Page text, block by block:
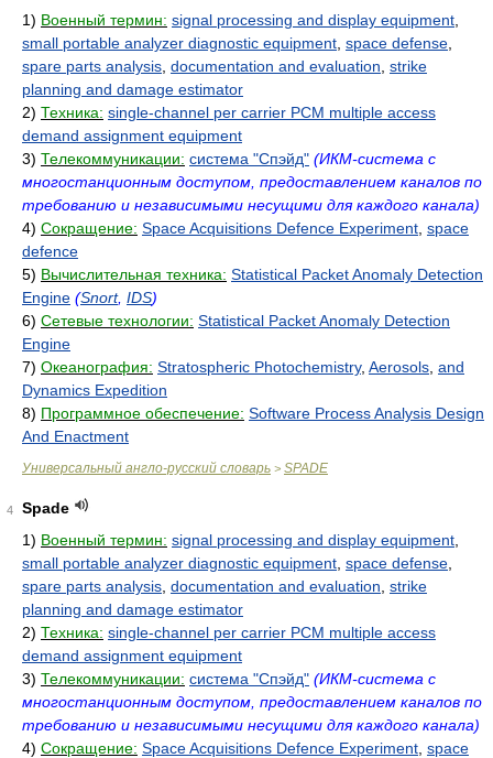
1) Военный термин: signal processing and display equipment
small portable analyzer diagnostic equipment space defense
spare parts analysis documentation and evaluation strike
planning and damage estimator
2) Техника: single-channel per carrier PCM multiple access
demand assignment equipment
3) Телекоммуникации: система "Спэйд" (ИКМ-система с
многостанционным доступом, предоставлением каналов по
требованию и независимыми несущими для каждого канала)
4) Сокращение: Space Acquisitions Defence Experiment space
defence
5) Вычислительная техника: Statistical Packet Anomaly Detection
Engine (Snort, IDS)
6) Сетевые технологии: Statistical Packet Anomaly Detection
Engine
7) Океанография: Stratospheric Photochemistry, Aerosols and
Dynamics Expedition
8) Программное обеспечение: Software Process Analysis Design
And Enactment
Универсальный англо-русский словарь > SPADE
4
Spade
1) Военный термин: signal processing and display equipment
small portable analyzer diagnostic equipment space defense
spare parts analysis documentation and evaluation strike
planning and damage estimator
2) Техника: single-channel per carrier PCM multiple access
demand assignment equipment
3) Телекоммуникации: система "Спэйд" (ИКМ-система с
многостанционным доступом, предоставлением каналов по
требованию и независимыми несущими для каждого канала)
4) Сокращение: Space Acquisitions Defence Experiment space